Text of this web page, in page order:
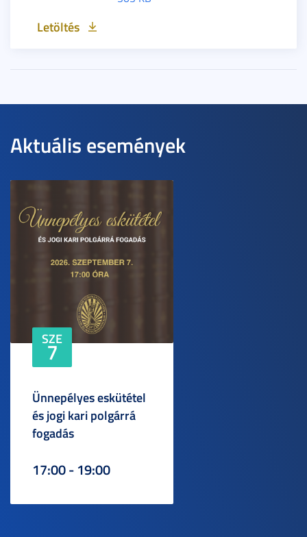
Letöltés
Aktuális események
SZE
7
Ünnepélyes eskütétel
és jogi kari polgárrá
fogadás
17:00 - 19:00